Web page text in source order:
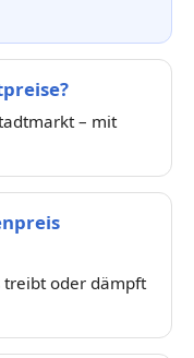
– mit
treibt oder dämpft